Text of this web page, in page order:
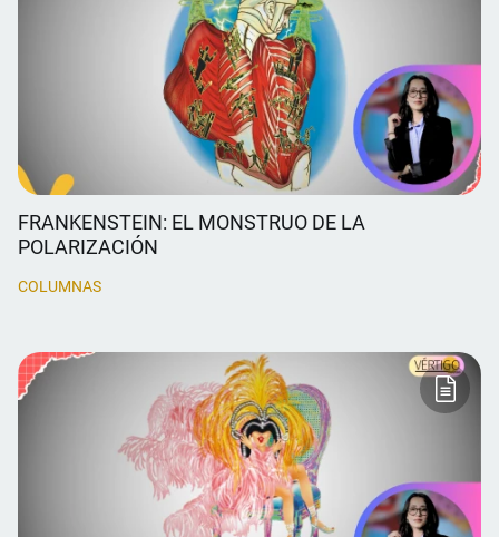
FRANKENSTEIN: EL MONSTRUO DE LA
POLARIZACIÓN
COLUMNAS